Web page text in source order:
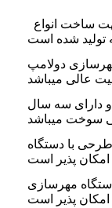
تولید شده است
دولامپ
عالی میباشد
دارای سه سال
سوخت میباشد
طرحی با دستگاه
پذیر است
مهرسازی
امکان پذیر است